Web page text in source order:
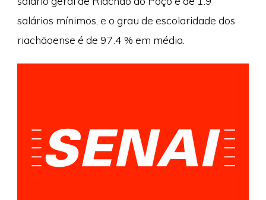
salários mínimos, e o grau de escolaridade dos
riachãoense é de 97.4 % em média.